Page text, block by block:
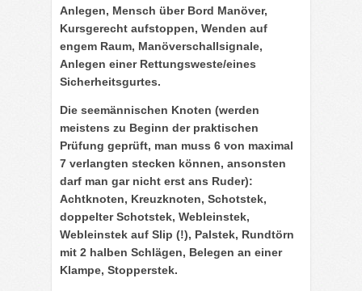
Anlegen, Mensch über Bord Manöver,
Kursgerecht aufstoppen, Wenden auf
engem Raum, Manöverschallsignale,
Anlegen einer Rettungsweste/eines
Sicherheitsgurtes.
Die seemännischen Knoten (werden
meistens zu Beginn der praktischen
Prüfung geprüft, man muss 6 von maximal
7 verlangten stecken können, ansonsten
darf man gar nicht erst ans Ruder):
Achtknoten, Kreuzknoten, Schotstek,
doppelter Schotstek, Webleinstek,
Webleinstek auf Slip (!), Palstek, Rundtörn
mit 2 halben Schlägen, Belegen an einer
Klampe, Stopperstek.